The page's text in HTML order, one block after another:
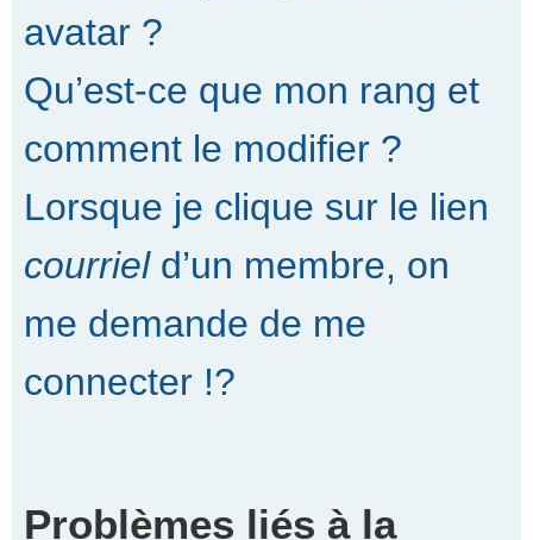
avatar ?
Qu’est-ce que mon rang et
comment le modifier ?
Lorsque je clique sur le lien
courrield’un membre, on
me demande de me
connecter !?
Problèmes liés à la